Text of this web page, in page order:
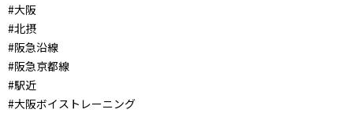
#大阪
#北摂
#阪急沿線
#阪急京都線
#駅近
#大阪ボイストレーニング